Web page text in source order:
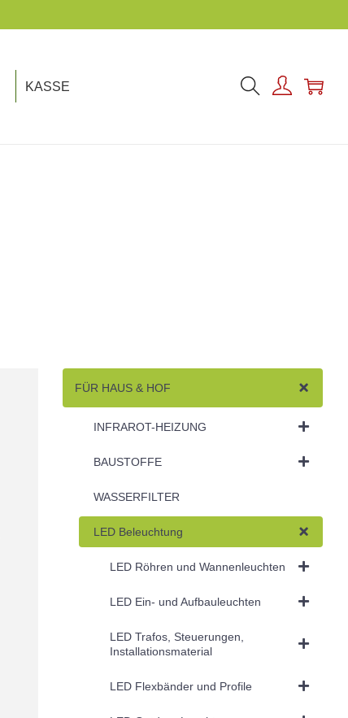
KASSE
FÜR HAUS & HOF
INFRAROT-HEIZUNG
BAUSTOFFE
WASSERFILTER
LED Beleuchtung
LED Röhren und Wannenleuchten
LED Ein- und Aufbauleuchten
LED Trafos, Steuerungen,
Installationsmaterial
LED Flexbänder und Profile